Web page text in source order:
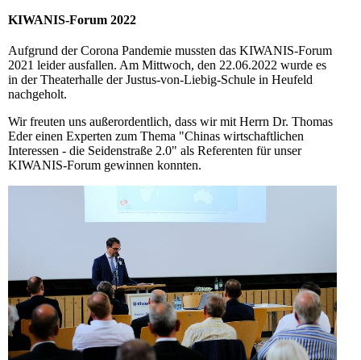
KIWANIS-Forum 2022
Aufgrund der Corona Pandemie mussten das KIWANIS-Forum
2021 leider ausfallen. Am Mittwoch, den 22.06.2022 wurde es
in der Theaterhalle der Justus-von-Liebig-Schule in Heufeld
nachgeholt.
Wir freuten uns außerordentlich, dass wir mit Herrn Dr. Thomas
Eder einen Experten zum Thema "Chinas wirtschaftlichen
Interessen - die Seidenstraße 2.0" als Referenten für unser
KIWANIS-Forum gewinnen konnten.